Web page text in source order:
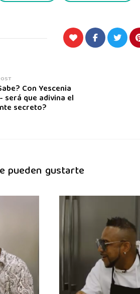
Con Yescenia
será que adivina el
secreto?
pueden gustarte